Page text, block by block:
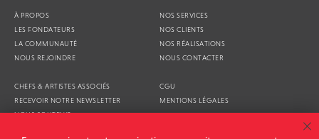
À PROPOS
LES FONDATEURS
LA COMMUNAUTÉ
NOUS REJOINDRE
NOS SERVICES
NOS CLIENTS
NOS RÉALISATIONS
NOUS CONTACTER
CHEFS & ARTISTES ASSOCIÉS
RECEVOIR NOTRE NEWSLETTER
NOUS SOUTENIR
CGU
MENTIONS LÉGALES